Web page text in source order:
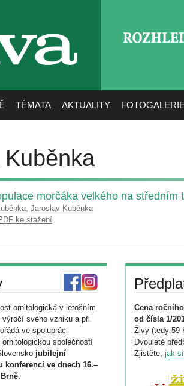
TÉMATA AKTUALITY
morčáka velkého na středním
, Jaroslav Kuběnka
ke stažení
ornitologická v letošním
svého vzniku a při
ve spolupráci
společností
jubilejní
konferenci ve dnech 16.–
.
Cena
od čísla 1/
Živy (tedy 59
Dvouleté
Zjistěte, jak